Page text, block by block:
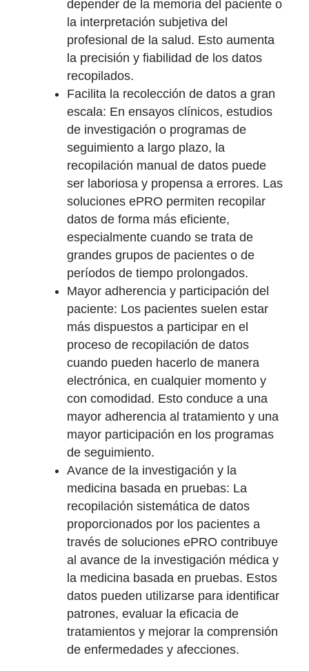
depender de la memoria del paciente o
la interpretación subjetiva del
profesional de la salud. Esto aumenta
la precisión y fiabilidad de los datos
recopilados.
Facilita la recolección de datos a gran
escala: En ensayos clínicos, estudios
de investigación o programas de
seguimiento a largo plazo, la
recopilación manual de datos puede
ser laboriosa y propensa a errores. Las
soluciones ePRO permiten recopilar
datos de forma más eficiente,
especialmente cuando se trata de
grandes grupos de pacientes o de
períodos de tiempo prolongados.
Mayor adherencia y participación del
paciente: Los pacientes suelen estar
más dispuestos a participar en el
proceso de recopilación de datos
cuando pueden hacerlo de manera
electrónica, en cualquier momento y
con comodidad. Esto conduce a una
mayor adherencia al tratamiento y una
mayor participación en los programas
de seguimiento.
Avance de la investigación y la
medicina basada en pruebas: La
recopilación sistemática de datos
proporcionados por los pacientes a
través de soluciones ePRO contribuye
al avance de la investigación médica y
la medicina basada en pruebas. Estos
datos pueden utilizarse para identificar
patrones, evaluar la eficacia de
tratamientos y mejorar la comprensión
de enfermedades y afecciones.